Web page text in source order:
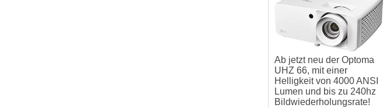
Ab jetzt neu der Optoma
UHZ 66, mit einer
Helligkeit von 4000 ANSI
Lumen und bis zu 240hz
Bildwiederholungsrate!